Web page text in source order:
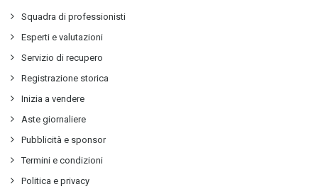
Squadra di professionisti
Esperti e valutazioni
Servizio di recupero
Registrazione storica
Inizia a vendere
Aste giornaliere
Pubblicità e sponsor
Termini e condizioni
Politica e privacy